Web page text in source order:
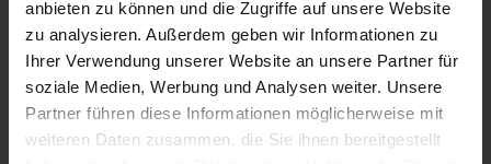
anbieten zu können und die Zugriffe auf unsere Website
zu analysieren. Außerdem geben wir Informationen zu
Ihrer Verwendung unserer Website an unsere Partner für
soziale Medien, Werbung und Analysen weiter. Unsere
Partner führen diese Informationen möglicherweise mit
weiteren Daten zusammen, die Sie ihnen bereitgestellt
06460 SE